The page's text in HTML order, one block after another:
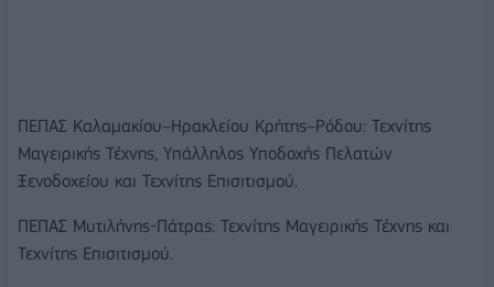
ΠΕΠΑΣ Καλαμακίου–Ηρακλείου Κρήτης–Ρόδου: Τεχνίτης
Μαγειρικής Τέχνης, Υπάλληλος Υποδοχής Πελατών
Ξενοδοχείου και Τεχνίτης Επισιτισμού.
ΠΕΠΑΣ Μυτιλήνης-Πάτρας: Τεχνίτης Μαγειρικής Τέχνης και
Τεχνίτης Επισιτισμού.